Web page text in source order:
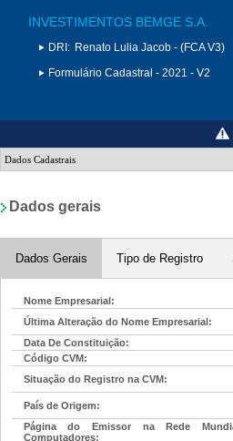
INVESTIMENTOS BEMGE S.A.
DRI: Renato Lulia Jacob - (FCA V3)
Formulário Cadastral - 2021 - V2